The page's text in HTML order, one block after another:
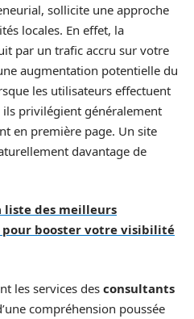
sollicite une approche
locales. En effet, la
par un trafic accru sur votre
augmentation potentielle du
les utilisateurs effectuent
ils privilégient généralement
en première page. Un site
davantage de
liste des meilleurs
pour booster votre visibilité
les services des consultants
compréhension poussée